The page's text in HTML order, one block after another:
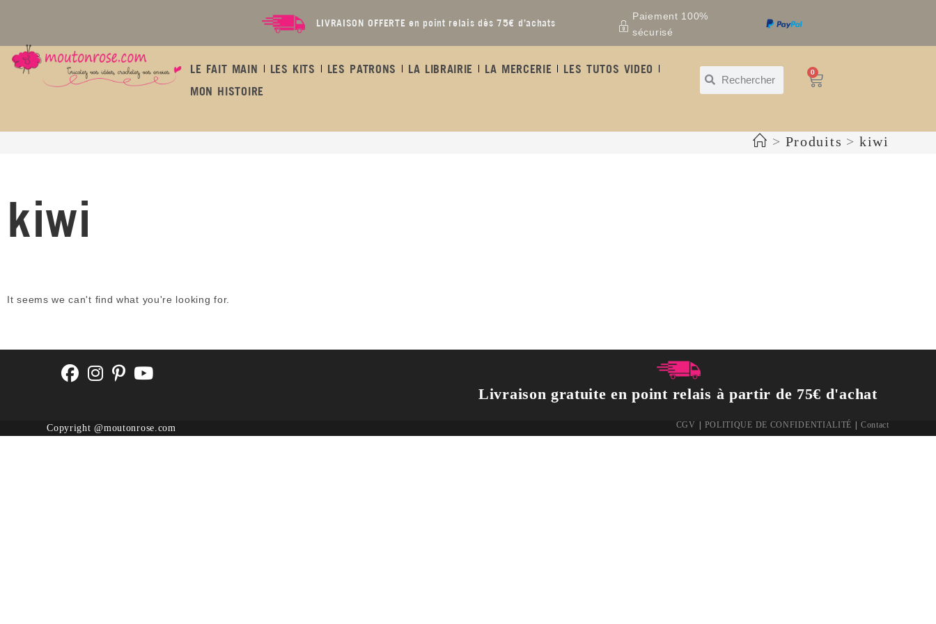
LIVRAISON OFFERTE en point relais dès 75€ d’achats
Paiement 100%
sécurisé
LE FAIT MAIN LES KITS LES PATRONS LA LIBRAIRIE LA MERCERIE
LES TUTOS VIDEO
MON HISTOIRE
0
> Produits > kiwi
kiwi
It seems we can't find what you're looking for.
Livraison gratuite en point relais à partir de 75€ d'achat
CGV POLITIQUE DE CONFIDENTIALITÉ Contact
Copyright @moutonrose.com